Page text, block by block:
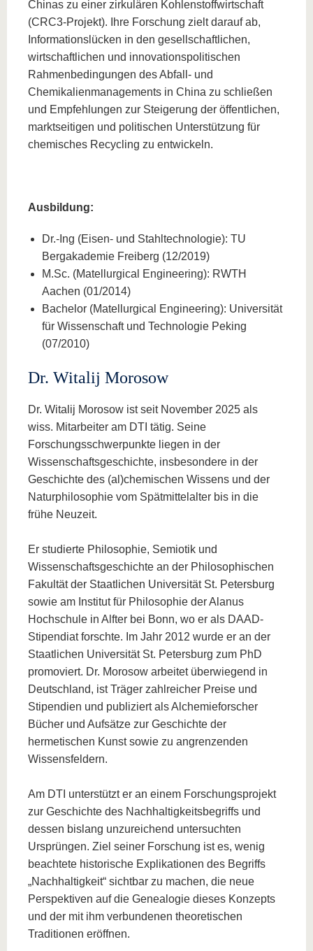
Chinas zu einer zirkulären Kohlenstoffwirtschaft
(CRC3-Projekt). Ihre Forschung zielt darauf ab,
Informationslücken in den gesellschaftlichen,
wirtschaftlichen und innovationspolitischen
Rahmenbedingungen des Abfall- und
Chemikalienmanagements in China zu schließen
und Empfehlungen zur Steigerung der öffentlichen,
marktseitigen und politischen Unterstützung für
chemisches Recycling zu entwickeln.
Ausbildung:
Dr.-Ing (Eisen- und Stahltechnologie): TU
Bergakademie Freiberg (12/2019)
M.Sc. (Matellurgical Engineering): RWTH
Aachen (01/2014)
Bachelor (Matellurgical Engineering): Universität
für Wissenschaft und Technologie Peking
(07/2010)
Dr. Witalij Morosow
Dr. Witalij Morosow ist seit November 2025 als
wiss. Mitarbeiter am DTI tätig. Seine
Forschungsschwerpunkte liegen in der
Wissenschaftsgeschichte, insbesondere in der
Geschichte des (al)chemischen Wissens und der
Naturphilosophie vom Spätmittelalter bis in die
frühe Neuzeit.
Er studierte Philosophie, Semiotik und
Wissenschaftsgeschichte an der Philosophischen
Fakultät der Staatlichen Universität St. Petersburg
sowie am Institut für Philosophie der Alanus
Hochschule in Alfter bei Bonn, wo er als DAAD-
Stipendiat forschte. Im Jahr 2012 wurde er an der
Staatlichen Universität St. Petersburg zum PhD
promoviert. Dr. Morosow arbeitet überwiegend in
Deutschland, ist Träger zahlreicher Preise und
Stipendien und publiziert als Alchemieforscher
Bücher und Aufsätze zur Geschichte der
hermetischen Kunst sowie zu angrenzenden
Wissensfeldern.
Am DTI unterstützt er an einem Forschungsprojekt
zur Geschichte des Nachhaltigkeitsbegriffs und
dessen bislang unzureichend untersuchten
Ursprüngen. Ziel seiner Forschung ist es, wenig
beachtete historische Explikationen des Begriffs
„Nachhaltigkeit“ sichtbar zu machen, die neue
Perspektiven auf die Genealogie dieses Konzepts
und der mit ihm verbundenen theoretischen
Traditionen eröffnen.